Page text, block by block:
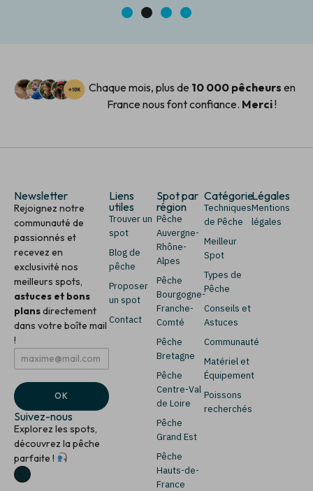
3 4
Chaque mois, plus de 10 000 pêcheurs en
France nous font confiance. Merci!
Newsletter
Rejoignez notre
communauté de
passionnés et
recevez en
exclusivité nos
meilleurs spots,
astuces et bons
plansdirectement
dans votre boîte mail
!
E
m
i
l
E
m
a
i
l
E
m
E
m
i
l
*
OK
Suivez-nous
Explorez les spots,
découvrez la pêche
parfaite !
Liens
utiles
Trouver un
spot
Blog de
pêche
Proposer
un spot
Contact
Spot par
région
Pêche
Auvergne-
Rhône-
Alpes
Pêche
Bourgogne-
Franche-
Comté
Pêche
Bretagne
Pêche
Centre-Val
de Loire
Pêche
Grand Est
Pêche
Hauts-de-
France
Catégorie
Techniques
de Pêche
Meilleur
Spot
Types de
Pêche
Conseils et
Astuces
Communauté
Matériel et
Équipement
Poissons
recherchés
Légales
Mentions
légales